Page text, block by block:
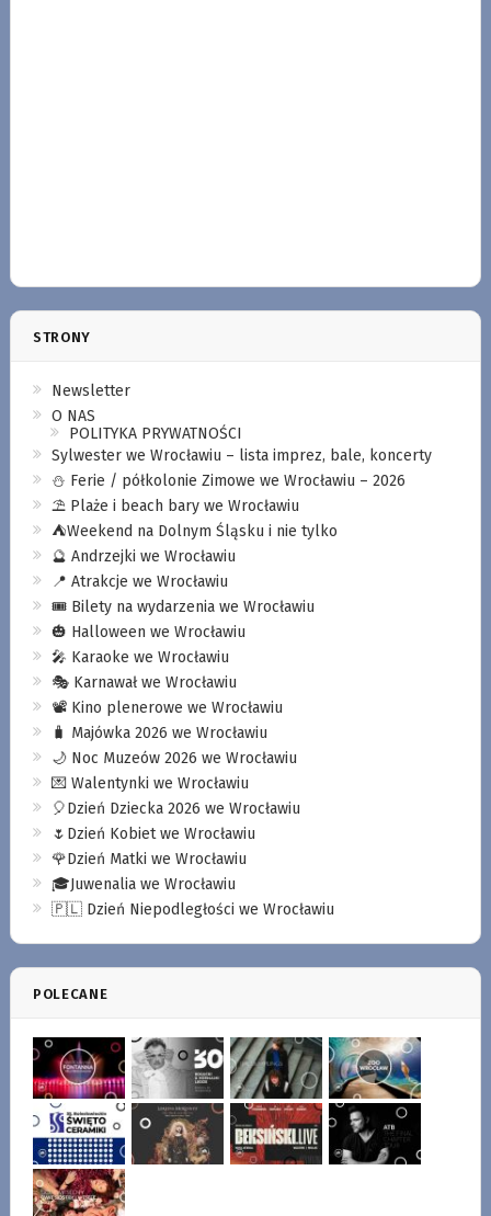
STRONY
Newsletter
O NAS
POLITYKA PRYWATNOŚCI
Sylwester we Wrocławiu – lista imprez, bale, koncerty
⛄️ Ferie / półkolonie Zimowe we Wrocławiu – 2026
⛱️ Plaże i beach bary we Wrocławiu
⛺️Weekend na Dolnym Śląsku i nie tylko
🔮 Andrzejki we Wrocławiu
📍 Atrakcje we Wrocławiu
🎟️ Bilety na wydarzenia we Wrocławiu
🎃 Halloween we Wrocławiu
🎤 Karaoke we Wrocławiu
🎭 Karnawał we Wrocławiu
📽️ Kino plenerowe we Wrocławiu
🧳 Majówka 2026 we Wrocławiu
🌙 Noc Muzeów 2026 we Wrocławiu
💌 Walentynki we Wrocławiu
🎈Dzień Dziecka 2026 we Wrocławiu
🌷Dzień Kobiet we Wrocławiu
🌹Dzień Matki we Wrocławiu
🎓Juwenalia we Wrocławiu
🇵🇱 Dzień Niepodległości we Wrocławiu
POLECANE